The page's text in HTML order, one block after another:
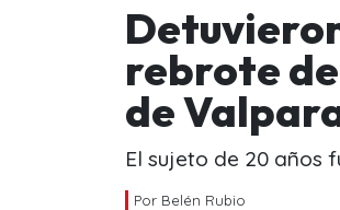
rebrote
de
El sujeto de 20 años
Por Belén Rubio